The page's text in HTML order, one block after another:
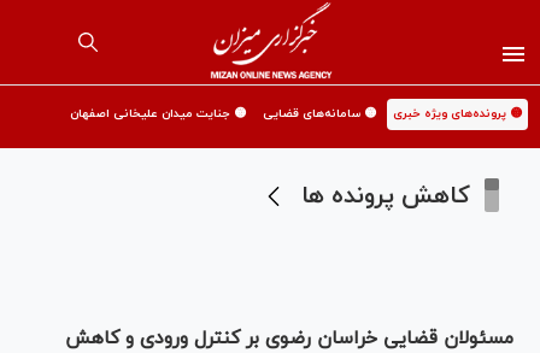
🟡 پرونده‌های ویژه خبری 🟡 سامانه‌های قضایی 🟡 جنایت میدان علیخانی اصفهان
کاهش پرونده ها
مسئولان قضایی خراسان رضوی بر کنترل ورودی و کاهش